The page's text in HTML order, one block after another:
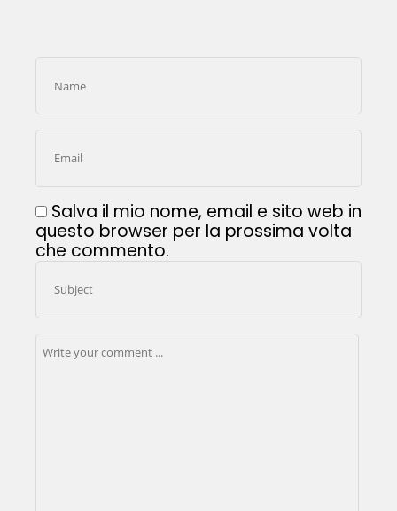
Salva il mio nome, email e sito web in
questo browser per la prossima volta
che commento.